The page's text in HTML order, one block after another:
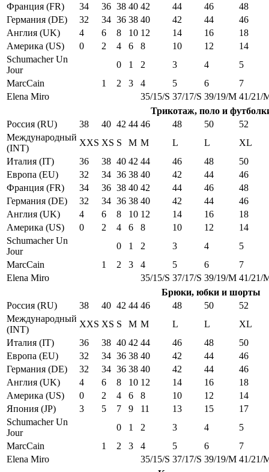
Франция (FR)
34 36 38 40 42 44 46
48
Германия (DE)
32 34 36 38 40 42 44
46
Англия (UK)
4 6 8 10 12 14 16
18
Америка (US)
0 2 4 6 8 10 12
14
Schumacher Un
Jour
0 1 2 3 4
5
MarcCain
1 2 3 4 5 6
7
Elena Miro
35/15/S 37/17/S 39/19/M 41/21/
Трикотаж, поло и
Россия (RU)
38 40 42 44 46 48 50
52
Международный
(INT)
XXS XS S M M L L
XL
Италия (IT)
36 38 40 42 44 46 48
50
Европа (EU)
32 34 36 38 40 42 44
46
Франция (FR)
34 36 38 40 42 44 46
48
Германия (DE)
32 34 36 38 40 42 44
46
Англия (UK)
4 6 8 10 12 14 16
18
Америка (US)
0 2 4 6 8 10 12
14
Schumacher Un
Jour
0 1 2 3 4
5
MarcCain
1 2 3 4 5 6
7
Elena Miro
35/15/S 37/17/S 39/19/M 41/21/
Брюки, юбки и шорты
Россия (RU)
38 40 42 44 46 48 50
52
Международный
(INT)
XXS XS S M M L L
XL
Италия (IT)
36 38 40 42 44 46 48
50
Европа (EU)
32 34 36 38 40 42 44
46
Германия (DE)
32 34 36 38 40 42 44
46
Англия (UK)
4 6 8 10 12 14 16
18
Америка (US)
0 2 4 6 8 10 12
14
Япония (JP)
3 5 7 9 11 13 15
17
Schumacher Un
Jour
0 1 2 3 4
5
MarcCain
1 2 3 4 5 6
7
Elena Miro
35/15/S 37/17/S 39/19/M 41/21/